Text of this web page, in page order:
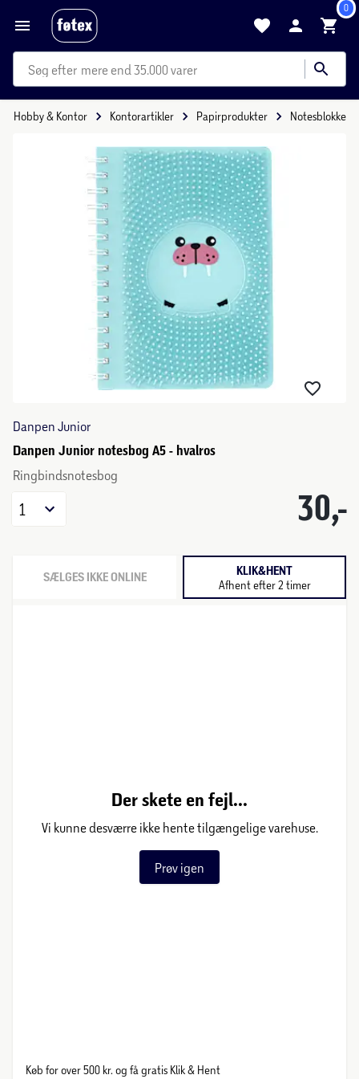
0
mere end 35.000 varer
Hobby & Kontor Kontorartikler Papirprodukter Notesblokke
Danpen Junior
Danpen Junior notesbog A5 - hvalros
Ringbindsnotesbog
30,-
1
SÆLGES IKKE ONLINE KLIK&HENT
Afhent efter 2 timer
Der skete en fejl...
Vi kunne desværre ikke hente tilgængelige varehuse.
Prøv igen
Køb for over 500 kr. og få gratis Klik & Hent